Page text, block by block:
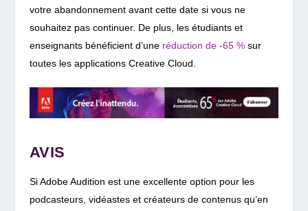
votre abandonnement avant cette date si vous ne
souhaitez pas continuer. De plus, les étudiants et
enseignants bénéficient d’une réduction de -65 %sur
toutes les applications Creative Cloud.
AVIS
Si Adobe Audition est une excellente option pour les
podcasteurs, vidéastes et créateurs de contenus qu’en